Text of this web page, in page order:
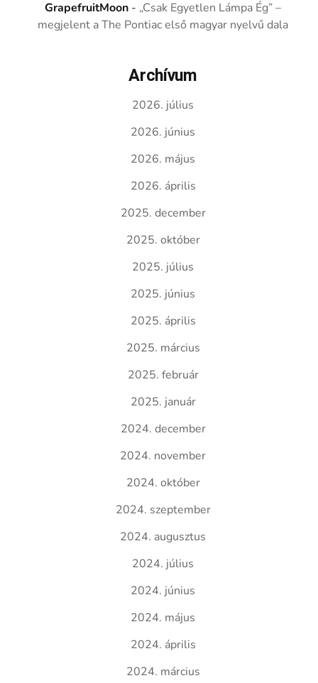
GrapefruitMoon - „Csak Egyetlen Lámpa Ég” –
megjelent a The Pontiac első magyar nyelvű dala
Archívum
2026. július
2026. június
2026. május
2026. április
2025. december
2025. október
2025. július
2025. június
2025. április
2025. március
2025. február
2025. január
2024. december
2024. november
2024. október
2024. szeptember
2024. augusztus
2024. július
2024. június
2024. május
2024. április
2024. március